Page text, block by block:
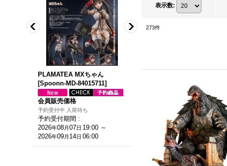
PLAMATEA MXちゃん
[Spoonn-MD-84015711]
会員販売価格
予約受付中 入荷待ち
予約受付期間 :
2026年08月07日 19:00 ～
2026年09月 14日 06:00
Spoonn-MD-
予約受付中 入荷待ち
予約受付期間:
月03日19:00 ～
月14日06:00
表示数:
273件